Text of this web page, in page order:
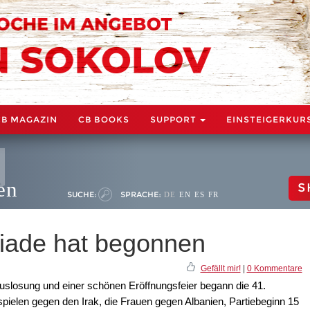
MAGAZIN CB BOOKS SUPPORT
SUCHE: SPRACHE: DE EN ES FR
hat begonnen
Gefällt mir!| 0 Kommentare
und einer schönen Eröffnungsfeier begann die 41.
gegen den Irak, die Frauen gegen Albanien, Partiebeginn 15